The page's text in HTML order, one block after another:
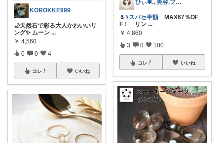
KOROKKE999
🌙天然石で彩る大人かわいいリ
ング✨ ムーン ...
￥ 4,560
0 0 4
コレ いいね
ひぃ✽.｡美容.ファッション.mama
🌷#スパセ半額 MAX67％OF
F！ リン ...
￥ 4,860
3 0 100
コレ いいね